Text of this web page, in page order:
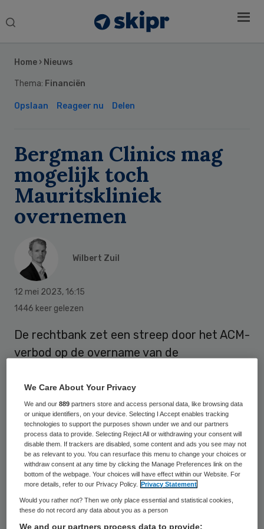
Search
Home › Nieuws
Thema: Financiën
Opslaan Reageer nu Delen
Bergman Clinics mag
mogelijk toch
Mauritskliniek
overnemen
Wilbert Zuil
12 mei 2023, 16:15
1446 keer gelezen
De rechtbank zet een streep door het ACM-
verbod op de overname van de
mededingingstoezichthouder kan nog wel in
hoger beroep.
De ACMconcludeerdedat Bergman Clinics
door de overname een nog sterkere
machtspositie zou krijgen bij de
onderhandelingen met zorgverzekeraars.
Uit diepgaand onderzoek van de ACM bleek
Sidebar
We Care About Your Privacy
We and our889 partners store and access personal data, like browsing data
or unique identifiers, on your device. Selecting I Accept enables tracking
technologies to support the purposes shown under we and our partners
process data to provide. Selecting Reject All or withdrawing your consent will
disable them. If trackers are disabled, some content and ads you see may not
be as relevant to you. You can resurface this menu to change your choices or
withdraw consent at any time by clicking the Manage Preferences link on the
bottom of the webpage. Your choices will have effect within our Website. For
more details, refer to our Privacy Policy.
Privacy Statement
Would you rather not? Then we only place essential and statistical cookies,
these do not record any data about you as a person
We and our partners process data to provide: